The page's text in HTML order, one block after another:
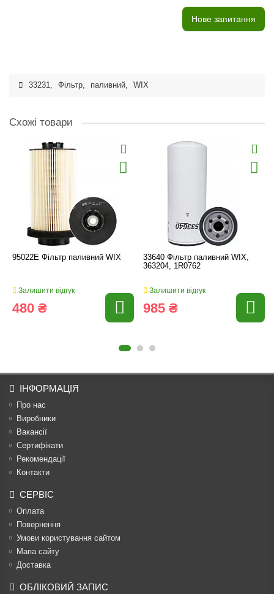
Нове запитання
33231, Фільтр, паливний, WIX
Схожі товари
95022E Фільтр паливний WIX
Залишити відгук
480 ₴
33640 Фільтр паливний WIX,
363204, 1R0762
Залишити відгук
985 ₴
ІНФОРМАЦІЯ
Про нас
Виробники
Вакансії
Сертифікати
Рекомендації
Контакти
СЕРВІС
Оплата
Повернення
Умови користування сайтом
Мапа сайту
Доставка
ОБЛІКОВИЙ ЗАПИС